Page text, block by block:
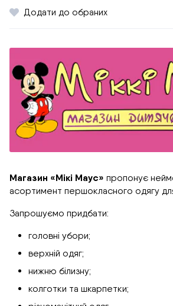
Додати до обраних
Магазин «Мікі Маус» пропонує
асортимент першокласного одягу для
Запрошуємо придбати:
головні убори;
верхній одяг;
нижню білизну;
колготки та шкарпетки;